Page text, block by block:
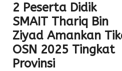
2 Peserta Didik
SMAIT Thariq Bin
Ziyad Amankan
OSN 2025 Tingkat
Provinsi